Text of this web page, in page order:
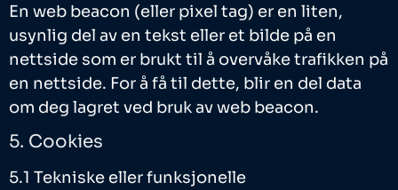
En web beacon (eller pixel tag) er en liten,
usynlig del av en tekst eller et bilde på en
nettside som er brukt til å overvåke trafikken på
en nettside. For å få til dette, blir en del data
om deg lagret ved bruk av web beacon.
5. Cookies
5.1 Tekniske eller funksjonelle